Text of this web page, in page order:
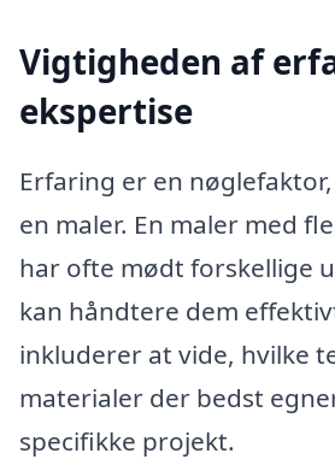
Vigtigheden af
ekspertise
Erfaring er en
en maler. En maler med
har ofte mødt forskellige
kan håndtere dem
inkluderer at vide, hvilke
materialer der bedst
specifikke projekt.